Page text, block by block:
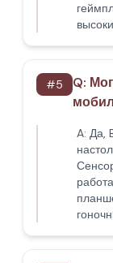
#5 Q:
A: Да,